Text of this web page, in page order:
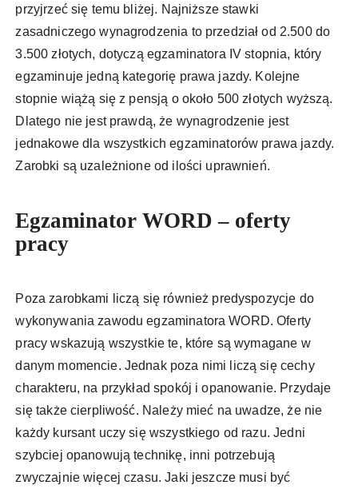
przyjrzeć się temu bliżej. Najniższe stawki
zasadniczego wynagrodzenia to przedział od 2.500 do
3.500 złotych, dotyczą egzaminatora IV stopnia, który
egzaminuje jedną kategorię prawa jazdy. Kolejne
stopnie wiążą się z pensją o około 500 złotych wyższą.
Dlatego nie jest prawdą, że wynagrodzenie jest
jednakowe dla wszystkich egzaminatorów prawa jazdy.
Zarobki są uzależnione od ilości uprawnień.
Egzaminator WORD – oferty
pracy
Poza zarobkami liczą się również predyspozycje do
wykonywania zawodu egzaminatora WORD. Oferty
pracy wskazują wszystkie te, które są wymagane w
danym momencie. Jednak poza nimi liczą się cechy
charakteru, na przykład spokój i opanowanie. Przydaje
się także cierpliwość. Należy mieć na uwadze, że nie
każdy kursant uczy się wszystkiego od razu. Jedni
szybciej opanowują technikę, inni potrzebują
zwyczajnie więcej czasu. Jaki jeszcze musi być